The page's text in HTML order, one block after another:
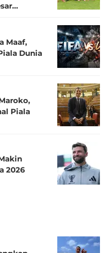
Maaf,
Dunia
Piala
2026